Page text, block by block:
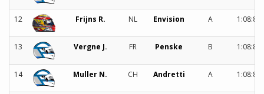
12 Frijns R. NL Envision A
13 Vergne J. FR Penske B
14 Muller N. CH Andretti A